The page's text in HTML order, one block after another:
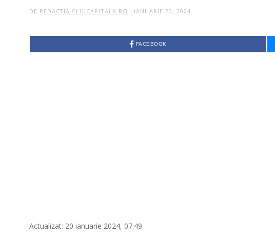
DE REDACȚIA CLUJCAPITALA.RO IANUARIE 20, 2024
FACEBOOK
Actualizat: 20 ianuarie 2024, 07:49